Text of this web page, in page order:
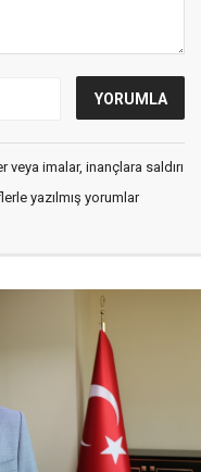
imalar, inançlara saldırı
yazılmış yorumlar